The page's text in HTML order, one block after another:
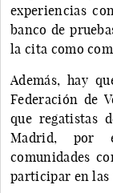
experiencias
banco de
la cita como
Además, hay
Federación de
que regatistas
Madrid, por
comunidades
participar en las